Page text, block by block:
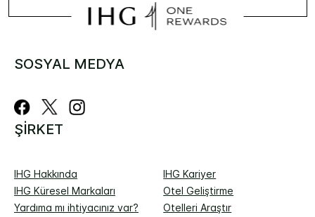
SOSYAL MEDYA
ŞIRKET
IHG Hakkında
IHG Kariyer
IHG Küresel Markaları
Otel Geliştirme
Yardıma mı ihtiyacınız var?
Otelleri Araştır